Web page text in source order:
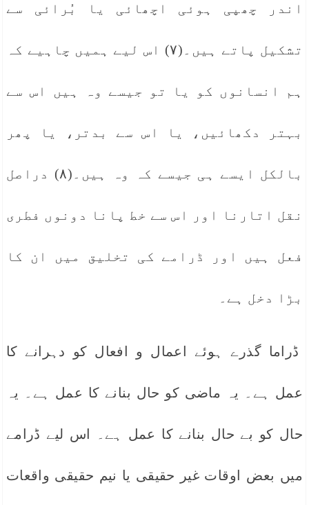
اندر چھپی ہوئی اچھائی یا بُرائی سے
تشکیل پاتے ہیں۔(۷) اس لیے ہمیں چاہیے کہ
ہم انسانوں کو یا تو جیسے وہ ہیں اس سے
بہتر دکھائیں، یا اس سے بدتر، یا پھر
بالکل ایسے ہی جیسے کہ وہ ہیں۔(۸) دراصل
نقل اتارنا اور اس سے خط پانا دونوں فطری
فعل ہیں اور ڈرامے کی تخلیق میں ان کا
بڑا دخل ہے۔
ڈراما گذرے ہوئے اعمال و افعال کو دہرانے کا
عمل ہے۔ یہ ماضی کو حال بنانے کا عمل ہے۔ یہ
حال کو بے حال بنانے کا عمل ہے۔ اس لیے ڈرامے
میں بعض اوقات غیر حقیقی یا نیم حقیقی واقعات